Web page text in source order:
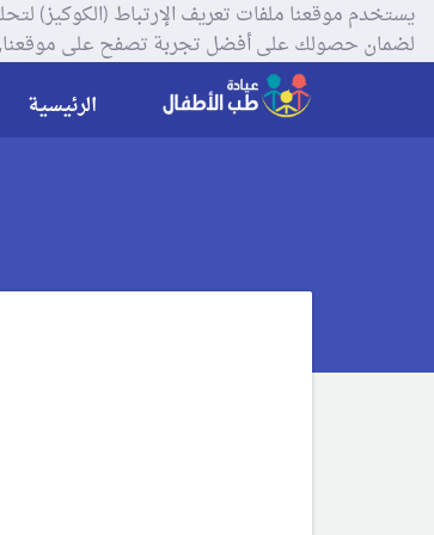
لضمان حصولك على أفضل تجربة تصفح على
الرئيسية